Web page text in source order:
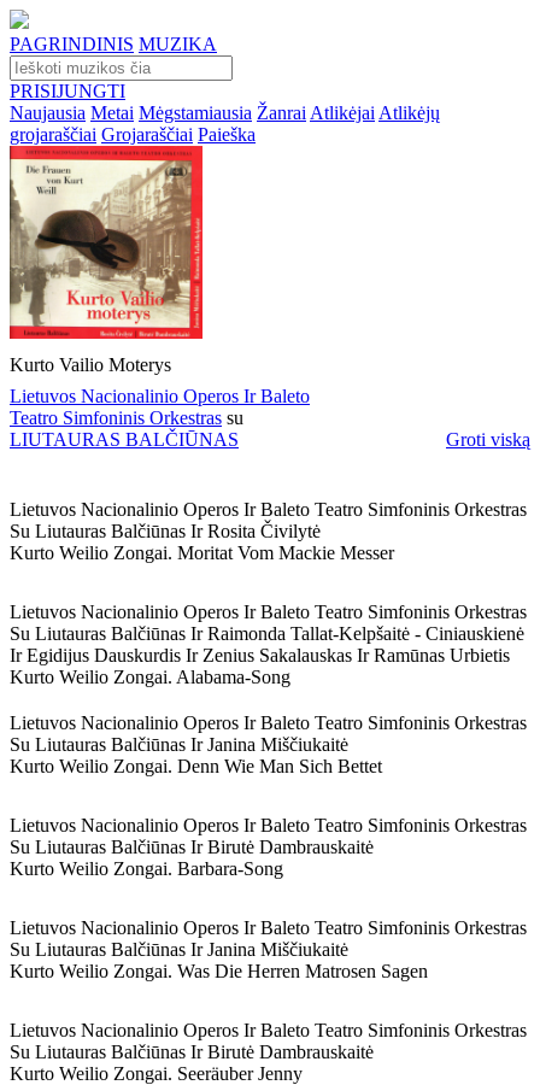
PAGRINDINIS MUZIKA
PRISIJUNGTI
Naujausia Metai Mėgstamiausia Žanrai Atlikėjai Atlikėjų
grojaraščiai Grojaraščiai Paieška
Kurto Vailio Moterys
Lietuvos Nacionalinio Operos Ir Baleto
Teatro Simfoninis Orkestras su
LIUTAURAS BALČIŪNAS
Groti viską
Lietuvos Nacionalinio Operos Ir Baleto Teatro Simfoninis Orkestras
Su Liutauras Balčiūnas Ir Rosita Čivilytė
Kurto Weilio Zongai. Moritat Vom Mackie Messer
Lietuvos Nacionalinio Operos Ir Baleto Teatro Simfoninis Orkestras
Su Liutauras Balčiūnas Ir Raimonda Tallat-Kelpšaitė - Ciniauskienė
Ir Egidijus Dauskurdis Ir Zenius Sakalauskas Ir Ramūnas Urbietis
Kurto Weilio Zongai. Alabama-Song
Lietuvos Nacionalinio Operos Ir Baleto Teatro Simfoninis Orkestras
Su Liutauras Balčiūnas Ir Janina Miščiukaitė
Kurto Weilio Zongai. Denn Wie Man Sich Bettet
Lietuvos Nacionalinio Operos Ir Baleto Teatro Simfoninis Orkestras
Su Liutauras Balčiūnas Ir Birutė Dambrauskaitė
Kurto Weilio Zongai. Barbara-Song
Lietuvos Nacionalinio Operos Ir Baleto Teatro Simfoninis Orkestras
Su Liutauras Balčiūnas Ir Janina Miščiukaitė
Kurto Weilio Zongai. Was Die Herren Matrosen Sagen
Lietuvos Nacionalinio Operos Ir Baleto Teatro Simfoninis Orkestras
Su Liutauras Balčiūnas Ir Birutė Dambrauskaitė
Kurto Weilio Zongai. Seeräuber Jenny